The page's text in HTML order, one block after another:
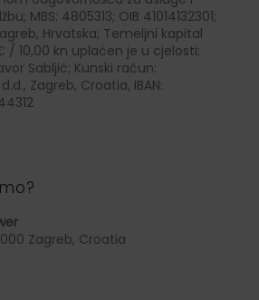
MBS: 4805313; OIB 41014132301;
Hrvatska; Temeljni kapital
/ 10,00 kn uplaćen je u cjelosti;
Sabljić; Kunski račun:
Zagreb, Croatia, IBAN:
Zagreb, Croatia